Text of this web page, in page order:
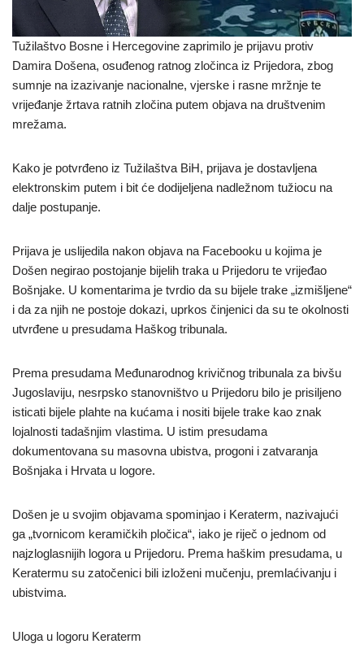
Tužilaštvo Bosne i Hercegovine zaprimilo je prijavu protiv
Damira Došena, osuđenog ratnog zločinca iz Prijedora, zbog
sumnje na izazivanje nacionalne, vjerske i rasne mržnje te
vrijeđanje žrtava ratnih zločina putem objava na društvenim
mrežama.
Kako je potvrđeno iz Tužilaštva BiH, prijava je dostavljena
elektronskim putem i bit će dodijeljena nadležnom tužiocu na
dalje postupanje.
Prijava je uslijedila nakon objava na Facebooku u kojima je
Došen negirao postojanje bijelih traka u Prijedoru te vrijeđao
Bošnjake. U komentarima je tvrdio da su bijele trake „izmišljene“
i da za njih ne postoje dokazi, uprkos činjenici da su te okolnosti
utvrđene u presudama Haškog tribunala.
Prema presudama Međunarodnog krivičnog tribunala za bivšu
Jugoslaviju, nesrpsko stanovništvo u Prijedoru bilo je prisiljeno
isticati bijele plahte na kućama i nositi bijele trake kao znak
lojalnosti tadašnjim vlastima. U istim presudama
dokumentovana su masovna ubistva, progoni i zatvaranja
Bošnjaka i Hrvata u logore.
Došen je u svojim objavama spominjao i Keraterm, nazivajući
ga „tvornicom keramičkih pločica“, iako je riječ o jednom od
najzloglasnijih logora u Prijedoru. Prema haškim presudama, u
Keratermu su zatočenici bili izloženi mučenju, premlaćivanju i
ubistvima.
Uloga u logoru Keraterm